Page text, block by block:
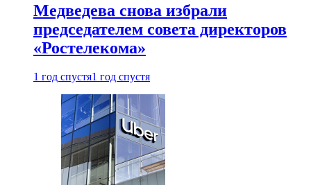
Медведева снова избрали
председателем совета директоров
«Ростелекома»
1 год спустя1 год спустя